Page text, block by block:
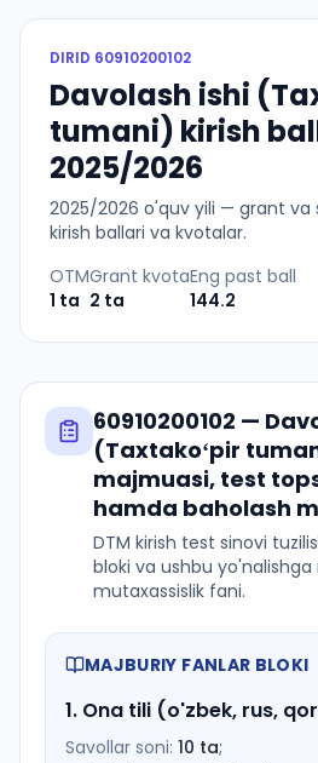
DIRID 60910200102
Davolash ishi
tumani) kirish
2025/2026
2025/2026 o'quv yili — grant
kirish ballari va kvotalar.
OTM
1 ta
Grant kvota
2 ta
Eng past ball
144.2
60910200102 —
(Taxtakoʻpir
majmuasi, test
hamda baholash
DTM kirish test sinovi
bloki va ushbu
mutaxassislik fani.
MAJBURIY FANLAR BLOKI
1. Ona tili (o'zbek, rus,
Savollar soni: 10 ta;